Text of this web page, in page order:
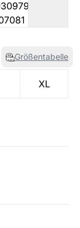
Größentabelle
XL